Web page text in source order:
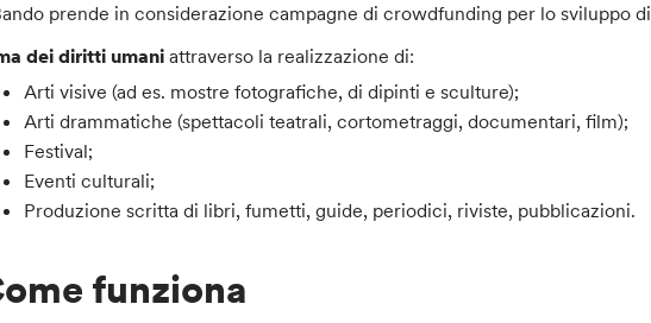
prende in considerazione campagne di crowdfunding per lo sviluppo
dei diritti umani attraverso la realizzazione di:
Arti visive (ad es. mostre fotografiche, di dipinti e sculture);
Arti drammatiche (spettacoli teatrali, cortometraggi, documentari, film);
Festival;
Eventi culturali;
Produzione scritta di libri, fumetti, guide, periodici, riviste, pubblicazioni.
funziona